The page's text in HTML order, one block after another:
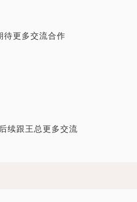
待更多交流合作
续跟王总更多交流